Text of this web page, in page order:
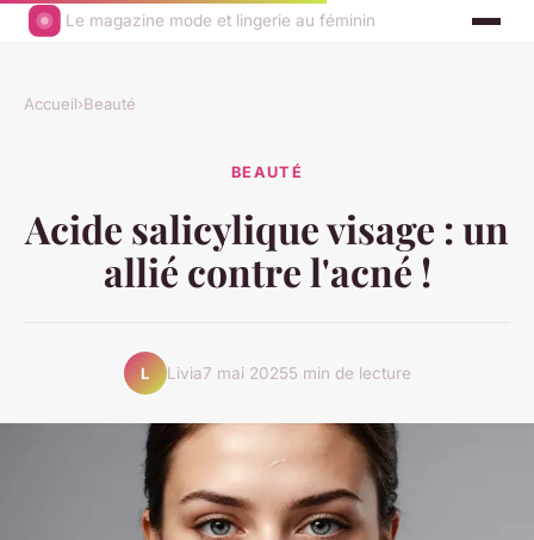
Le magazine mode et lingerie au féminin
Accueil›Beauté
BEAUTÉ
Acide salicylique visage : un
allié contre l'acné !
L Livia7 mai 20255 min de lecture